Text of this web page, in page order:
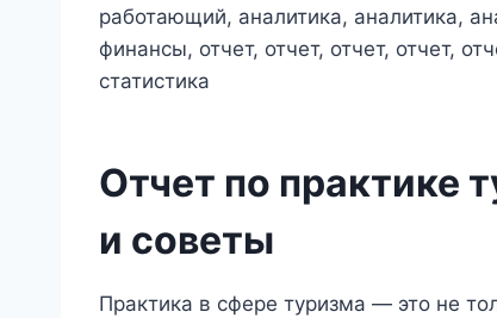
Отчет по практике
и советы
Практика в сфере туризма — это не